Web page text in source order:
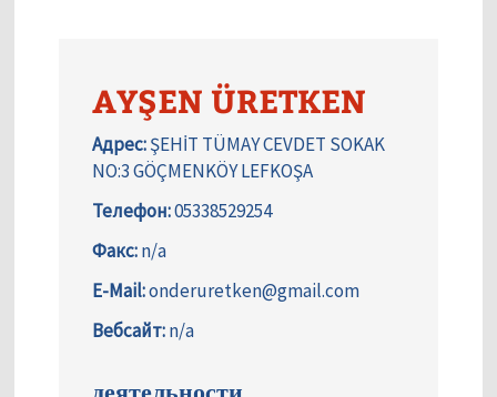
AYŞEN ÜRETKEN
Адрес:ŞEHİT TÜMAY CEVDET SOKAK
NO:3 GÖÇMENKÖY LEFKOŞA
Телефон:05338529254
Факс:n/a
E-Mail:onderuretken@gmail.com
Вебсайт:n/a